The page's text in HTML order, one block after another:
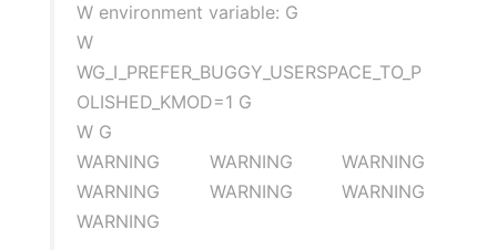
W environment variable: G
W
WG_I_PREFER_BUGGY_USERSPACE_TO_P
OLISHED_KMOD=1 G
W G
WARNING WARNING WARNING
WARNING WARNING WARNING
WARNING